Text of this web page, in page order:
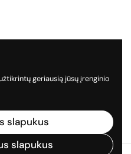
geriausią jūsų įrenginio
slapukus
slapukus